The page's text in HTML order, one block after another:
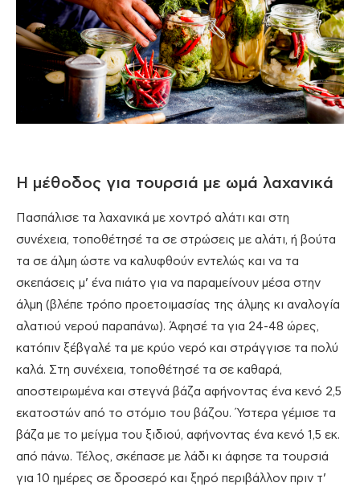
Η μέθοδος για τουρσιά με ωμά λαχανικά
Πασπάλισε τα λαχανικά με χοντρό αλάτι και στη
συνέχεια, τοποθέτησέ τα σε στρώσεις με αλάτι, ή βούτα
τα σε άλμη ώστε να καλυφθούν εντελώς και να τα
σκεπάσεις μ’ ένα πιάτο για να παραμείνουν μέσα στην
άλμη (βλέπε τρόπο προετοιμασίας της άλμης κι αναλογία
αλατιού νερού παραπάνω). Άφησέ τα για 24-48 ώρες,
κατόπιν ξέβγαλέ τα με κρύο νερό και στράγγισε τα πολύ
καλά. Στη συνέχεια, τοποθέτησέ τα σε καθαρά,
αποστειρωμένα και στεγνά βάζα αφήνοντας ένα κενό 2,5
εκατοστών από το στόμιο του βάζου. Ύστερα γέμισε τα
βάζα με το μείγμα του ξιδιού, αφήνοντας ένα κενό 1,5 εκ.
από πάνω. Τέλος, σκέπασε με λάδι κι άφησε τα τουρσιά
για 10 ημέρες σε δροσερό και ξηρό περιβάλλον πριν τ’